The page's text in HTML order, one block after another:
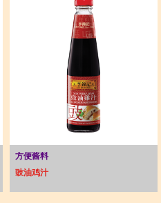
方便酱料
豉油鸡汁